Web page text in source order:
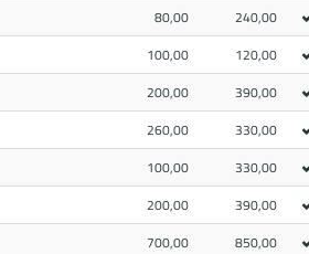
80,00
240,00
100,00
120,00
200,00
390,00
260,00
330,00
100,00
330,00
200,00
390,00
700,00
850,00